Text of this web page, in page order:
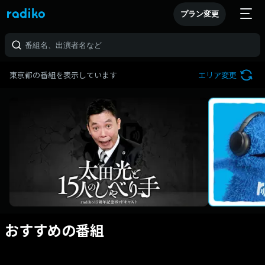
プラン変更
東京都の番組を表示しています エリア変更
おすすめの番組